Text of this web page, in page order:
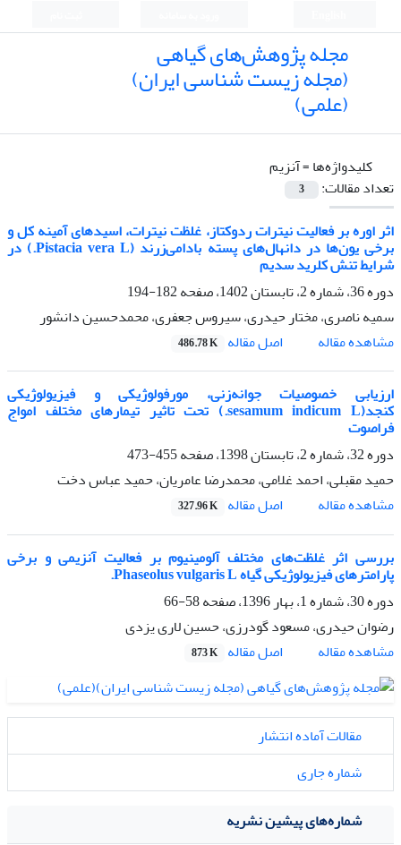
مجله پژوهش‌های گیاهی
(مجله زیست شناسی ایران)
(علمی)
کلیدواژه‌ها =آنزیم
تعداد مقالات:
3
اثر اوره بر فعالیت نیترات ردوکتاز، غلظت نیترات، اسیدهای آمینه کل و
برخی یون‌ها در دانهال‌های پسته بادامی‌زرند (Pistacia vera L.) در
شرایط تنش کلرید سدیم
دوره 36، شماره 2، تابستان 1402، صفحه
182-194
سمیه ناصری، مختار حیدری، سیروس جعفری، محمدحسین دانشور
مشاهده مقاله
اصل مقاله 486.78 K
ارزیابی خصوصیات جوانه‌زنی، مورفولوژیکی و فیزیولوژیکی
کنجد(sesamum indicum L.) تحت تاثیر تیمار‌های مختلف امواج
فراصوت
دوره 32، شماره 2، تابستان 1398، صفحه
455-473
حمید مقبلی، احمد غلامی، محمدرضا عامریان، حمید عباس دخت
مشاهده مقاله
اصل مقاله 327.96 K
بررسی اثر غلظت‌های مختلف آلومینیوم بر فعالیت آنزیمی و برخی
پارامترهای فیزیولوژیکی گیاه Phaseolus vulgaris L.
دوره 30، شماره 1، بهار 1396، صفحه
58-66
رضوان حیدری، مسعود گودرزی، حسین لاری یزدی
مشاهده مقاله
اصل مقاله 873 K
مقالات آماده انتشار
شماره جاری
شماره‌های پیشین نشریه